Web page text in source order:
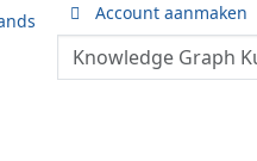
Account aanmaken